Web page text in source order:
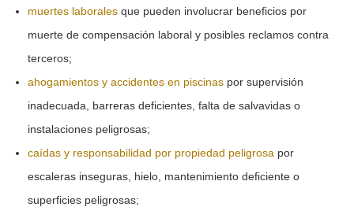
muertes laborales que pueden involucrar beneficios por
muerte de compensación laboral y posibles reclamos contra
terceros;
ahogamientos y accidentes en piscinas por supervisión
inadecuada, barreras deficientes, falta de salvavidas o
instalaciones peligrosas;
caídas y responsabilidad por propiedad peligrosa por
escaleras inseguras, hielo, mantenimiento deficiente o
superficies peligrosas;